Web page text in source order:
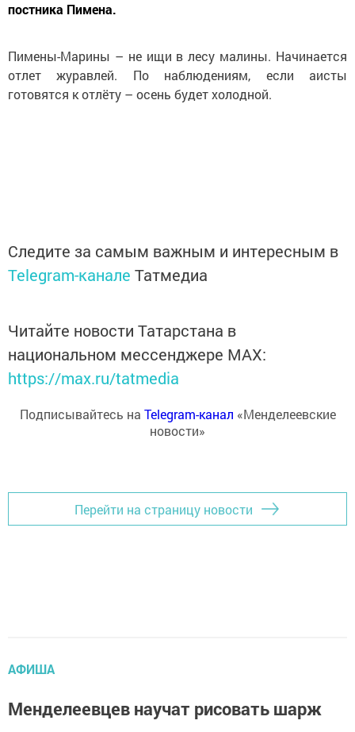
постника Пимена.
Пимены-Марины – не ищи в лесу малины. Начинается
отлет журавлей. По наблюдениям, если аисты
готовятся к отлёту – осень будет холодной.
Следите за самым важным и интересным в
Telegram-канале Татмедиа
Читайте новости Татарстана в
национальном мессенджере MАХ:
https://max.ru/tatmedia
Подписывайтесь на Telegram-канал «Менделеевские
новости»
Перейти на страницу новости
АФИША
Менделеевцев научат рисовать шарж